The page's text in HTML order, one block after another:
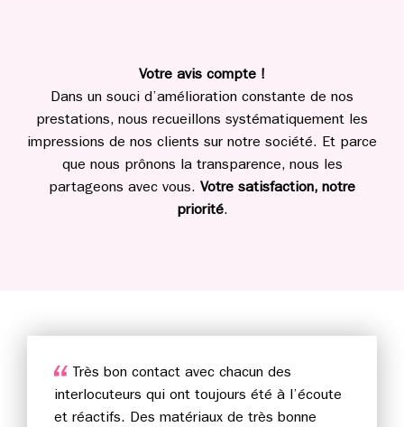
Votre avis compte !
Dans un souci d’amélioration constante de nos
prestations, nous recueillons systématiquement les
impressions de nos clients sur notre société. Et parce
que nous prônons la transparence, nous les
partageons avec vous. Votre satisfaction, notre
priorité.
Très bon contact avec chacun des
interlocuteurs qui ont toujours été à l’écoute
et réactifs. Des matériaux de très bonne